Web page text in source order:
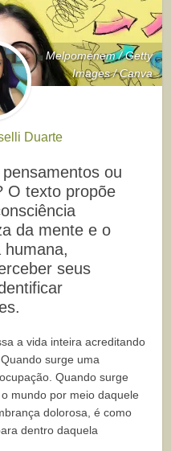
Melpomenem / Getty
Images / Canva
Duarte
ou
O texto propõe
da mente e o
humana,
seus
a vida inteira acreditando
surge uma
Quando surge
mundo por meio daquele
dolorosa, é como
dentro daquela